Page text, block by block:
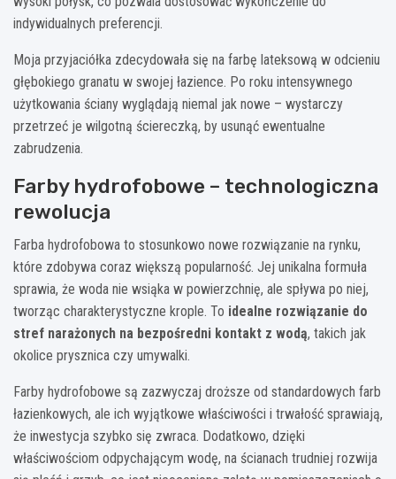
indywidualnych preferencji.
Moja przyjaciółka zdecydowała się na farbę lateksową w odcieniu
głębokiego granatu w swojej łazience. Po roku intensywnego
użytkowania ściany wyglądają niemal jak nowe – wystarczy
przetrzeć je wilgotną ściereczką, by usunąć ewentualne
zabrudzenia.
Farby hydrofobowe – technologiczna
rewolucja
Farba hydrofobowa to stosunkowo nowe rozwiązanie na rynku,
które zdobywa coraz większą popularność. Jej unikalna formuła
sprawia, że woda nie wsiąka w powierzchnię, ale spływa po niej,
tworząc charakterystyczne krople. To idealne rozwiązanie do
stref narażonych na bezpośredni kontakt z wodą, takich jak
okolice prysznica czy umywalki.
Farby hydrofobowe są zazwyczaj droższe od standardowych farb
łazienkowych, ale ich wyjątkowe właściwości i trwałość sprawiają,
że inwestycja szybko się zwraca. Dodatkowo, dzięki
właściwościom odpychającym wodę, na ścianach trudniej rozwija